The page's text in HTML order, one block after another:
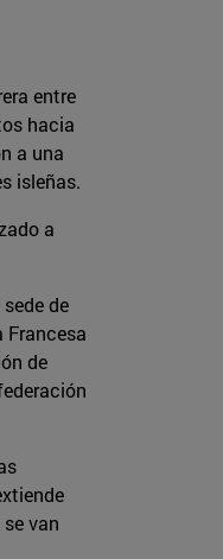
entre
hacia
a una
isleñas.
a
de
Francesa
de
van